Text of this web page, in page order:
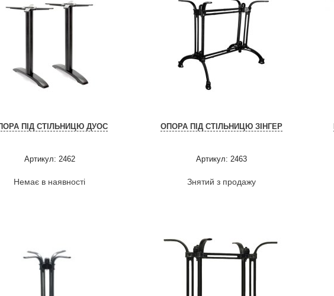
ПІД СТІЛЬНИЦЮ ДУОС
Артикул: 2462
Немає в наявності
ОПОРА ПІД СТІЛЬНИЦЮ ЗІНГЕР
Артикул: 2463
Знятий з продажу